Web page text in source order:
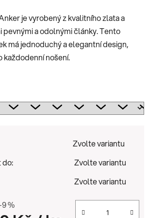
je vyrobený z kvalitního zlata a
pevnými a odolnými články. Tento
má jednoduchý a elegantní design,
každodenní nošení.
Zvolte variantu
do:
Zvolte variantu
Zvolte variantu
%